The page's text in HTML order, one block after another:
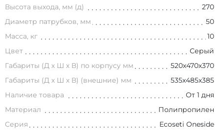
Высота выхода, мм (д)
270
Диаметр патрубков, мм
50
Масса, кг
10
Цвет
Серый
Габариты (Д х Ш х В) по корпусу мм
520х470х370
Габариты (Д х Ш х В) (внешние) мм
535х485х385
Наличие товара
От 1 дня
Материал
Полипропилен
Серия
Ecoseti Oneside